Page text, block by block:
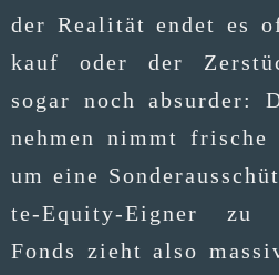
der Rea­li­tät endet es
kauf oder der
sogar noch absur­der:
neh­men nimmt fri­sche
um eine
te-Equi­ty-Eig­ner zu
Fonds zieht also